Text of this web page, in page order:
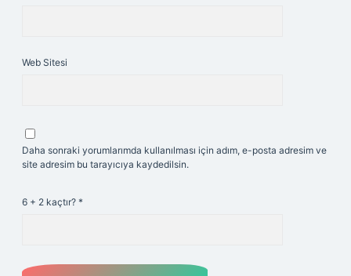
Web Sitesi
Daha sonraki yorumlarımda kullanılması için adım, e-posta adresim ve
site adresim bu tarayıcıya kaydedilsin.
6 + 2 kaçtır? *